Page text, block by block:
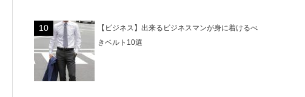
【ビジネス】出来るビジネスマンが身に着けるべ
きベルト10選